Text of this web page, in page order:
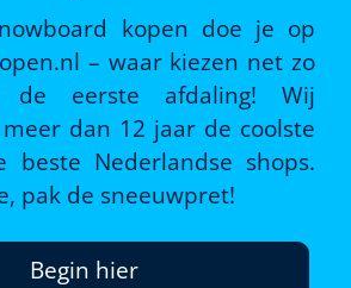
kopen doe je op
– waar kiezen net zo
eerste afdaling! Wij
dan 12 jaar de coolste
beste Nederlandse shops.
pak de sneeuwpret!
Begin hier